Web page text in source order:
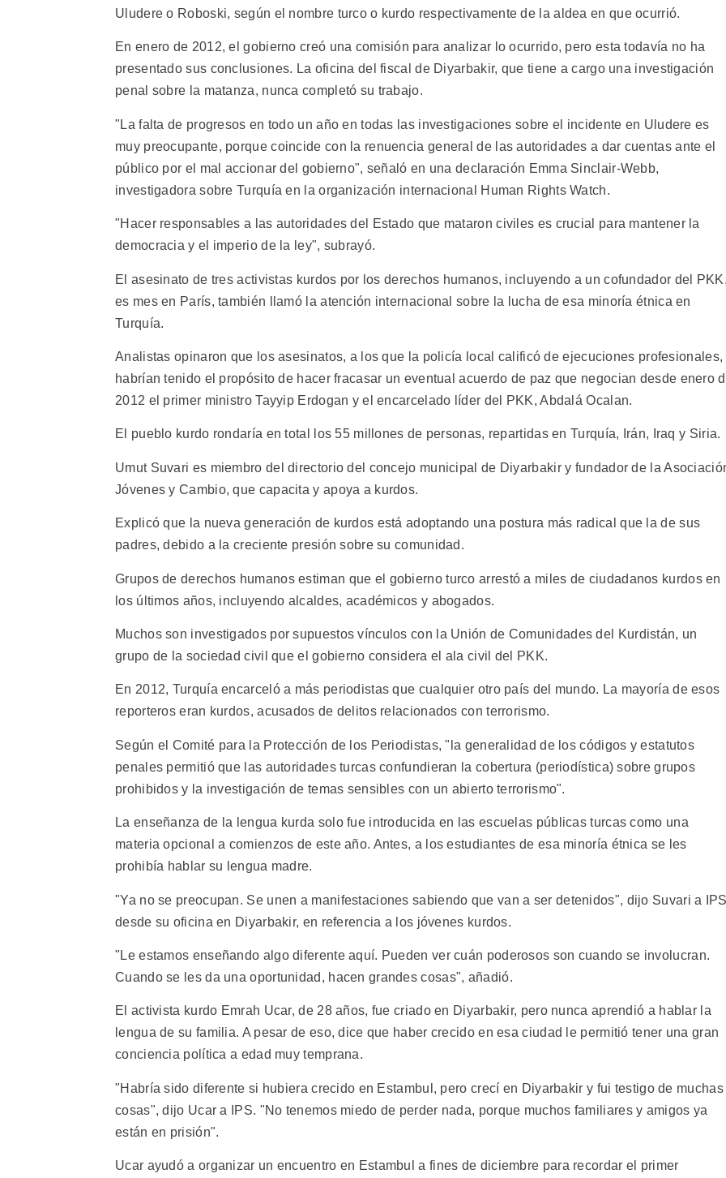
Uludere o Roboski, según el nombre turco o kurdo respectivamente de la aldea en que ocurrió.
En enero de 2012, el gobierno creó una comisión para analizar lo ocurrido, pero esta todavía no ha
presentado sus conclusiones. La oficina del fiscal de Diyarbakir, que tiene a cargo una investigación
penal sobre la matanza, nunca completó su trabajo.
"La falta de progresos en todo un año en todas las investigaciones sobre el incidente en Uludere es
muy preocupante, porque coincide con la renuencia general de las autoridades a dar cuentas ante el
público por el mal accionar del gobierno", señaló en una declaración Emma Sinclair-Webb,
investigadora sobre Turquía en la organización internacional Human Rights Watch.
"Hacer responsables a las autoridades del Estado que mataron civiles es crucial para mantener la
democracia y el imperio de la ley", subrayó.
El asesinato de tres activistas kurdos por los derechos humanos, incluyendo a un cofundador del
es mes en París, también llamó la atención internacional sobre la lucha de esa minoría étnica en
Turquía.
Analistas opinaron que los asesinatos, a los que la policía local calificó de ejecuciones profesionales,
habrían tenido el propósito de hacer fracasar un eventual acuerdo de paz que negocian desde enero
2012 el primer ministro Tayyip Erdogan y el encarcelado líder del PKK, Abdalá Ocalan.
El pueblo kurdo rondaría en total los 55 millones de personas, repartidas en Turquía, Irán, Iraq y Siria.
Umut Suvari es miembro del directorio del concejo municipal de Diyarbakir y fundador de la
Jóvenes y Cambio, que capacita y apoya a kurdos.
Explicó que la nueva generación de kurdos está adoptando una postura más radical que la de sus
padres, debido a la creciente presión sobre su comunidad.
Grupos de derechos humanos estiman que el gobierno turco arrestó a miles de ciudadanos kurdos en
los últimos años, incluyendo alcaldes, académicos y abogados.
Muchos son investigados por supuestos vínculos con la Unión de Comunidades del Kurdistán, un
grupo de la sociedad civil que el gobierno considera el ala civil del PKK.
En 2012, Turquía encarceló a más periodistas que cualquier otro país del mundo. La mayoría de esos
reporteros eran kurdos, acusados de delitos relacionados con terrorismo.
Según el Comité para la Protección de los Periodistas, "la generalidad de los códigos y estatutos
penales permitió que las autoridades turcas confundieran la cobertura (periodística) sobre grupos
prohibidos y la investigación de temas sensibles con un abierto terrorismo".
La enseñanza de la lengua kurda solo fue introducida en las escuelas públicas turcas como una
materia opcional a comienzos de este año. Antes, a los estudiantes de esa minoría étnica se les
prohibía hablar su lengua madre.
"Ya no se preocupan. Se unen a manifestaciones sabiendo que van a ser detenidos", dijo Suvari a
desde su oficina en Diyarbakir, en referencia a los jóvenes kurdos.
"Le estamos enseñando algo diferente aquí. Pueden ver cuán poderosos son cuando se involucran.
Cuando se les da una oportunidad, hacen grandes cosas", añadió.
El activista kurdo Emrah Ucar, de 28 años, fue criado en Diyarbakir, pero nunca aprendió a hablar la
lengua de su familia. A pesar de eso, dice que haber crecido en esa ciudad le permitió tener una gran
conciencia política a edad muy temprana.
"Habría sido diferente si hubiera crecido en Estambul, pero crecí en Diyarbakir y fui testigo de muchas
cosas", dijo Ucar a IPS. "No tenemos miedo de perder nada, porque muchos familiares y amigos ya
están en prisión".
Ucar ayudó a organizar un encuentro en Estambul a fines de diciembre para recordar el primer